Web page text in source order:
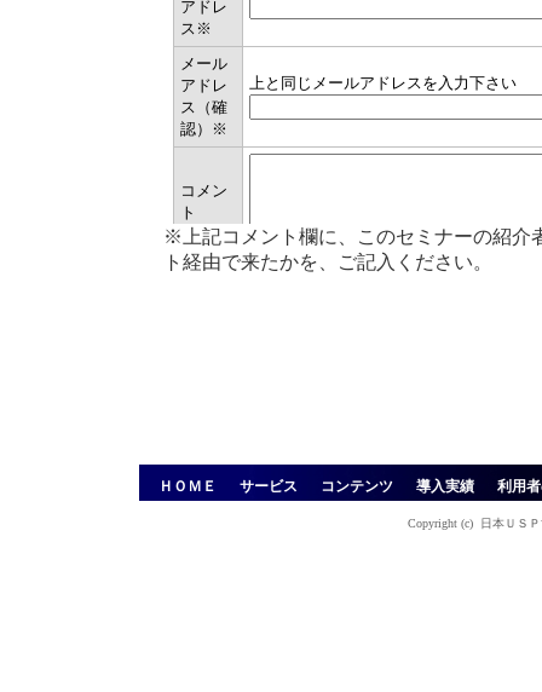
※上記コメント欄に、このセミナーの紹介
ト経由で来たかを、ご記入ください。
ＨＯＭＥ サービス コンテンツ 導入実績 利用
Copyright (c) 日本ＵＳ